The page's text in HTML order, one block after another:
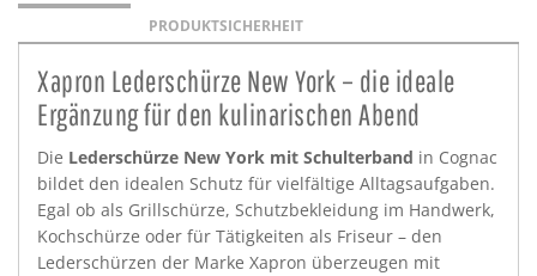
PRODUKTSICHERHEIT
Xapron Lederschürze New York – die ideale
Ergänzung für den kulinarischen Abend
Die Lederschürze New York mit Schulterband in Cognac
bildet den idealen Schutz für vielfältige Alltagsaufgaben.
Egal ob als Grillschürze, Schutzbekleidung im Handwerk,
Kochschürze oder für Tätigkeiten als Friseur – den
Lederschürzen der Marke Xapron überzeugen mit